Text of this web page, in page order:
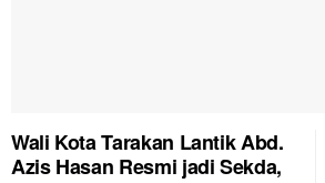
Wali Kota Tarakan Lantik Abd.
Azis Hasan Resmi jadi Sekda,